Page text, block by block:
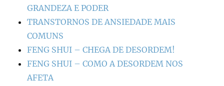
GRANDEZA E PODER
TRANSTORNOS DE ANSIEDADE MAIS
COMUNS
FENG SHUI – CHEGA DE DESORDEM!
FENG SHUI – COMO A DESORDEM NOS
AFETA